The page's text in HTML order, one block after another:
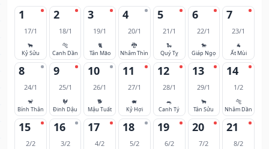
1
17/1
🐂
Kỷ Sửu
2
18/1
🐅
Canh Dần
3
19/1
🐈
Tân Mão
4
20/1
🐉
Nhâm Thìn
5
21/1
🐍
Quý Tỵ
6
22/1
🐎
Giáp Ngọ
7
23/1
🐐
Ất Mùi
8
24/1
🐒
Bính Thân
9
25/1
🐓
Đinh Dậu
10
26/1
🐕
Mậu Tuất
11
27/1
🐖
Kỷ Hợi
12
28/1
🐀
Canh Tý
13
29/1
🐂
Tân Sửu
14
1/2
🐅
Nhâm Dần
15
2/2
16
3/2
17
4/2
18
5/2
19
6/2
20
7/2
21
8/2